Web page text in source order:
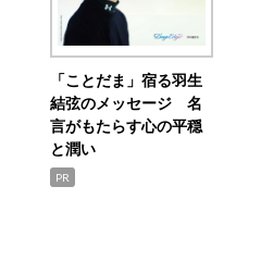
「ことだま」宿る羽生
結弦のメッセージ 名
言がもたらす心の平穏
と潤い
PR